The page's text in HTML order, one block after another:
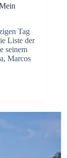
Tag
Liste der
seinem
Marcos